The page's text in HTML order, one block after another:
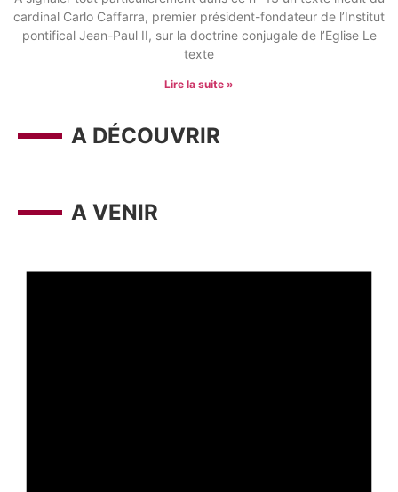
cardinal Carlo Caffarra, premier président-fondateur de l’Institut
pontifical Jean-Paul II, sur la doctrine conjugale de l’Eglise Le
texte
Lire la suite »
A DÉCOUVRIR
A VENIR